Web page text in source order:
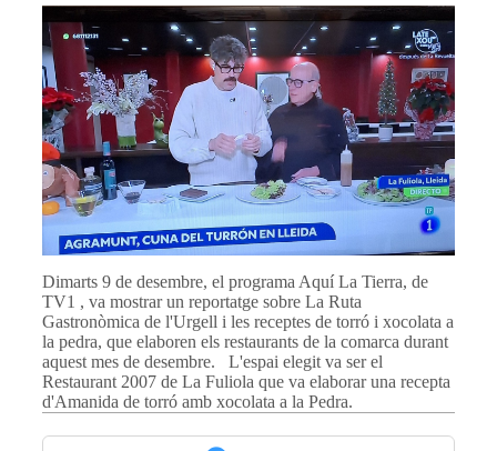
Dimarts 9 de desembre, el programa Aquí La Tierra, de
TV1 , va mostrar un reportatge sobre La Ruta
Gastronòmica de l'Urgell i les receptes de torró i xocolata a
la pedra, que elaboren els restaurants de la comarca durant
aquest mes de desembre. L'espai elegit va ser el
Restaurant 2007 de La Fuliola que va elaborar una recepta
d'Amanida de torró amb xocolata a la Pedra.